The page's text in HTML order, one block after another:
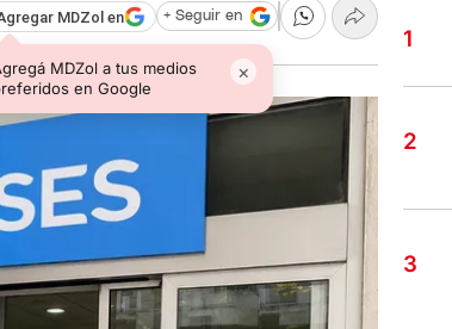
MDZol en
MDZol a tus medios
en Google
×
+ Seguir en